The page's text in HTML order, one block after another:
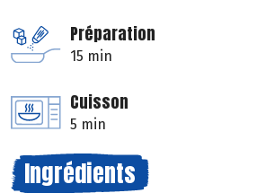
Préparation
15 min
Cuisson
5 min
Ingrédients